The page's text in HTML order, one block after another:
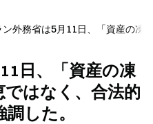
ン外務省は5月11日、「資産の凍
日、「資産の凍
はなく、合法的
した。